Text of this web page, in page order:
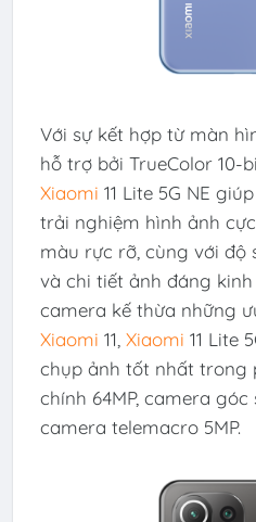
Với sự kết hợp từ màn
hỗ trợ bởi TrueColor 10-
Xiaomi 11 Lite 5G NE
trải nghiệm hình ảnh
màu rực rỡ, cùng với độ
và chi tiết ảnh đáng
camera kế thừa những
Xiaomi 11, Xiaomi 11 Lite
chụp ảnh tốt nhất trong
chính 64MP, camera
camera telemacro 5MP.